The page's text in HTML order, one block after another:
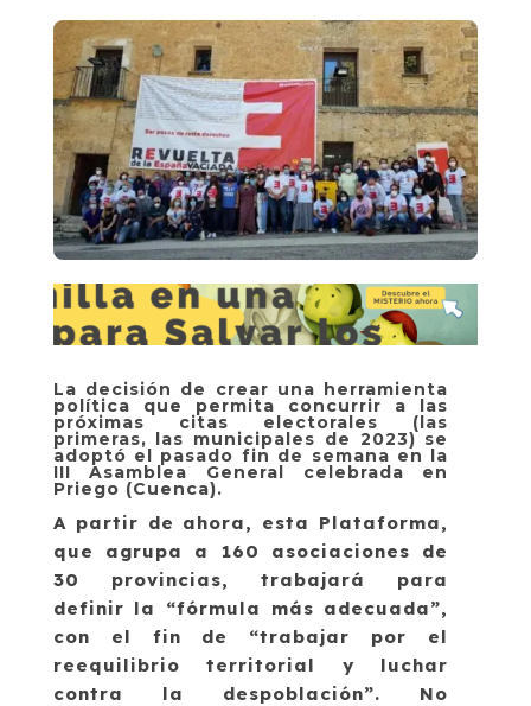
La decisión de crear una herramienta
política que permita concurrir a las
próximas citas electorales (las
primeras, las municipales de 2023) se
adoptó el pasado fin de semana en la
III Asamblea General celebrada en
Priego (Cuenca).
A partir de ahora, esta Plataforma,
que agrupa a 160 asociaciones de
30 provincias, trabajará para
definir la “fórmula más adecuada”,
con el fin de “trabajar por el
reequilibrio territorial y luchar
contra la despoblación”. No